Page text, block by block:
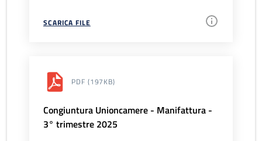
SCARICA FILE
PDF (197KB)
Congiuntura Unioncamere - Manifattura -
3° trimestre 2025